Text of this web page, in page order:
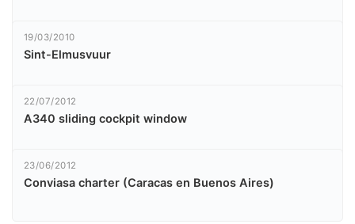
19/03/2010
Sint-Elmusvuur
22/07/2012
A340 sliding cockpit window
23/06/2012
Conviasa charter (Caracas en Buenos Aires)